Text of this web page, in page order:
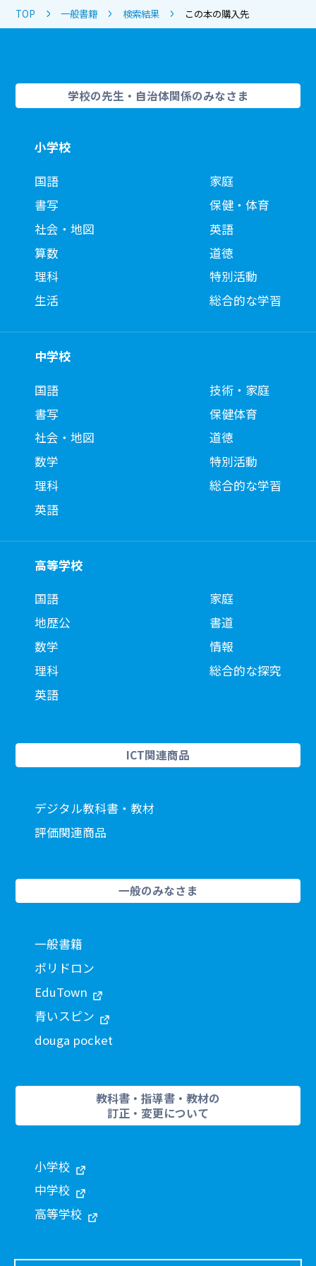
TOP 一般書籍 検索結果 この本の購入先
学校の先生・自治体関係のみなさま
小学校
国語
書写
社会・地図
算数
理科
生活
家庭
保健・体育
英語
道徳
特別活動
総合的な学習
中学校
国語
書写
社会・地図
数学
理科
英語
技術・家庭
保健体育
道徳
特別活動
総合的な学習
高等学校
国語
地歴公
数学
理科
英語
家庭
書道
情報
総合的な探究
ICT関連商品
デジタル教科書・教材
評価関連商品
一般のみなさま
一般書籍
ポリドロン
EduTown
青いスピン
douga pocket
教科書・指導書・教材の
訂正・変更について
小学校
中学校
高等学校